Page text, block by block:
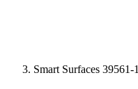
Smart Surfaces 39561-1